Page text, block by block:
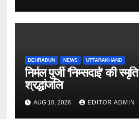
DEHRADUN NEWS UTTARAKHAND
निर्मल पुर्जी ‘निम्सदाई’ की
श्रद्धांजलि
AUG 10, 2026 EDITOR ADMIN